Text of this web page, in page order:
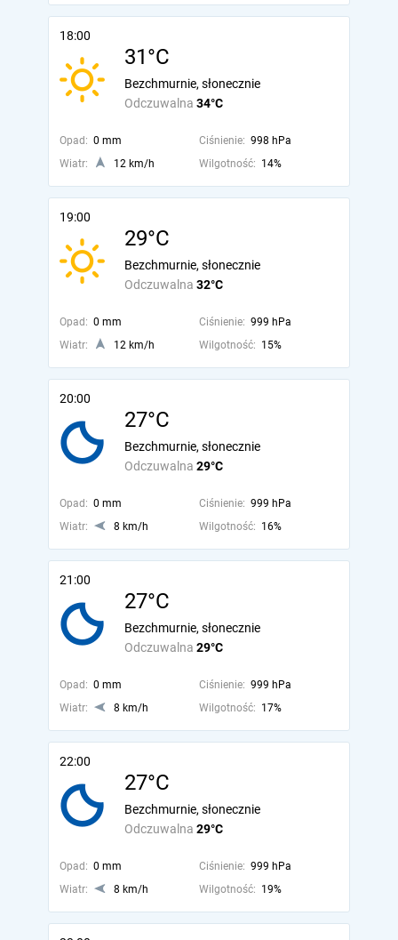
18:00
31°C
Odczuwalna 34°C
Bezchmurnie, słonecznie
Opad: 0 mm Ciśnienie: 998 hPa
Wiatr:
12 km/h Wilgotność: 14%
19:00
29°C
Odczuwalna 32°C
Bezchmurnie, słonecznie
Opad: 0 mm Ciśnienie: 999 hPa
Wiatr:
12 km/h Wilgotność: 15%
20:00
27°C
Odczuwalna 29°C
Bezchmurnie, słonecznie
Opad: 0 mm Ciśnienie: 999 hPa
Wiatr:
8 km/h Wilgotność: 16%
21:00
27°C
Odczuwalna 29°C
Bezchmurnie, słonecznie
Opad: 0 mm Ciśnienie: 999 hPa
Wiatr:
8 km/h Wilgotność: 17%
22:00
27°C
Odczuwalna 29°C
Bezchmurnie, słonecznie
Opad: 0 mm Ciśnienie: 999 hPa
Wiatr:
8 km/h Wilgotność: 19%